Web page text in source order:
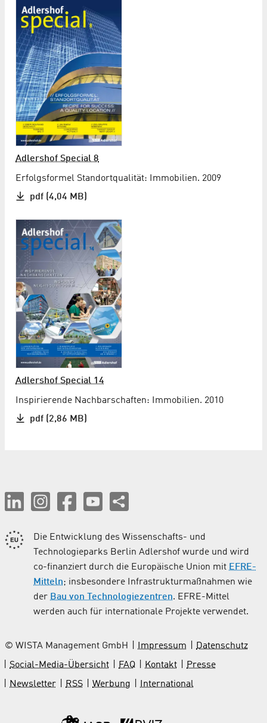
Adlershof Special 8
Erfolgsformel Standortqualität: Immobilien. 2009
pdf (4,04 MB)
Adlershof Special 14
Inspirierende Nachbarschaften: Immobilien. 2010
pdf (2,86 MB)
Die Entwicklung des Wissenschafts- und
Technologieparks Berlin Adlershof wurde und wird
co-finanziert durch die Europäische Union mit EFRE-
Mitteln; insbesondere Infrastrukturmaßnahmen wie
der Bau von Technologiezentren. EFRE-Mittel
werden auch für internationale Projekte verwendet.
© WISTA Management GmbH Impressum
Datenschutz
Social-Media-Übersicht
FAQ Kontakt
Presse
Newsletter
RSS Werbung International